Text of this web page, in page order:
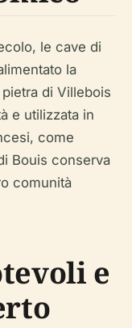
le cave di
la
di Villebois
e utilizzata in
come
Bouis conserva
comunità
e